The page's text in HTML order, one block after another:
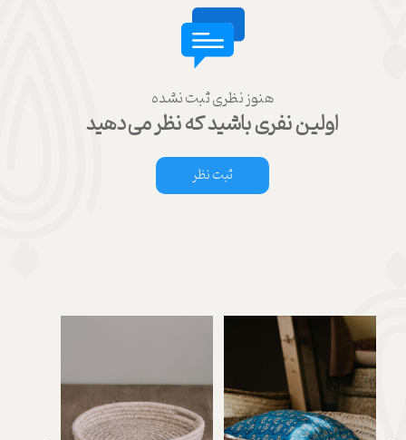
هنوز نظری ثبت نشده
اولین نفری باشید که نظر می‌دهید
ثبت نظر